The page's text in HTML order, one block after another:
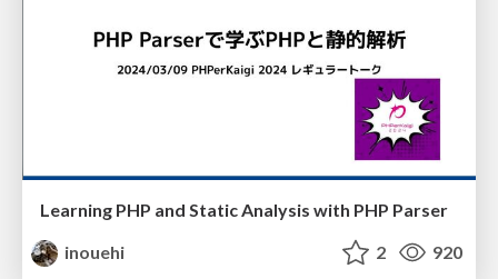
Learning PHP and Static Analysis with PHP Parser
inouehi
2 920